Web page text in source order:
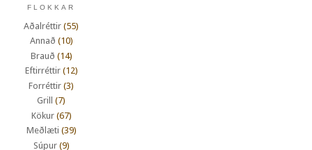
FLOKKAR
Aðalréttir (55)
Annað (10)
Brauð (14)
Eftirréttir (12)
Forréttir (3)
Grill
(7)
Kökur (67)
Meðlæti (39)
Súpur (9)